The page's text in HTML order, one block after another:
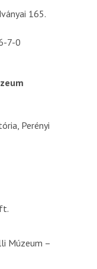
165.
7-0
Perényi
Múzeum –